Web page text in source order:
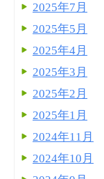
2025年7月
2025年5月
2025年4月
2025年3月
2025年2月
2025年1月
2024年11月
2024年10月